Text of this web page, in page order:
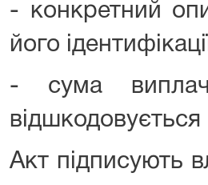
- конкретний
його
- сума
відшкодовується
Акт підписують